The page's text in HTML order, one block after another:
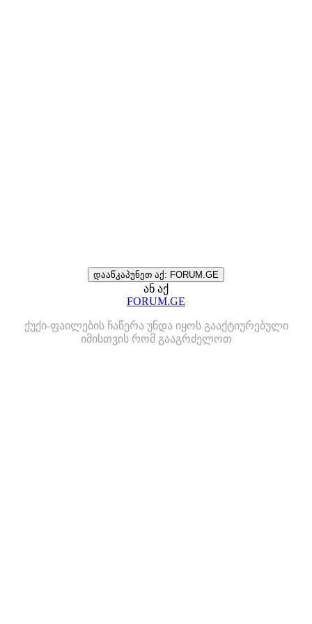
დააწკაპუნეთ აქ: FORUM.GE
ან აქ
FORUM.GE
ქუქი-ფაილების ჩაწერა უნდა იყოს გააქტიურებული
იმისთვის რომ გააგრძელოთ